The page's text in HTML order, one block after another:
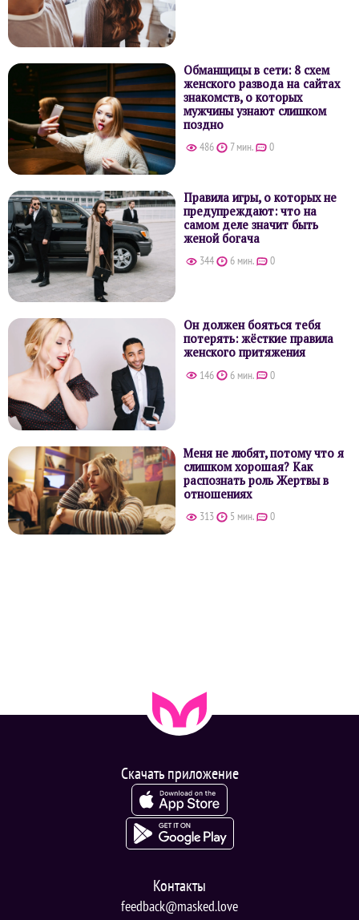
Обманщицы в сети: 8 схем
женского развода на сайтах
знакомств, о которых
мужчины узнают слишком
поздно
486 7 мин. 0
Правила игры, о которых не
предупреждают: что на
самом деле значит быть
женой богача
344 6 мин. 0
Он должен бояться тебя
потерять: жёсткие правила
женского притяжения
146 6 мин. 0
Меня не любят, потому что я
слишком хорошая? Как
распознать роль Жертвы в
отношениях
313 5 мин. 0
Скачать приложение
Контакты
feedback@masked.love